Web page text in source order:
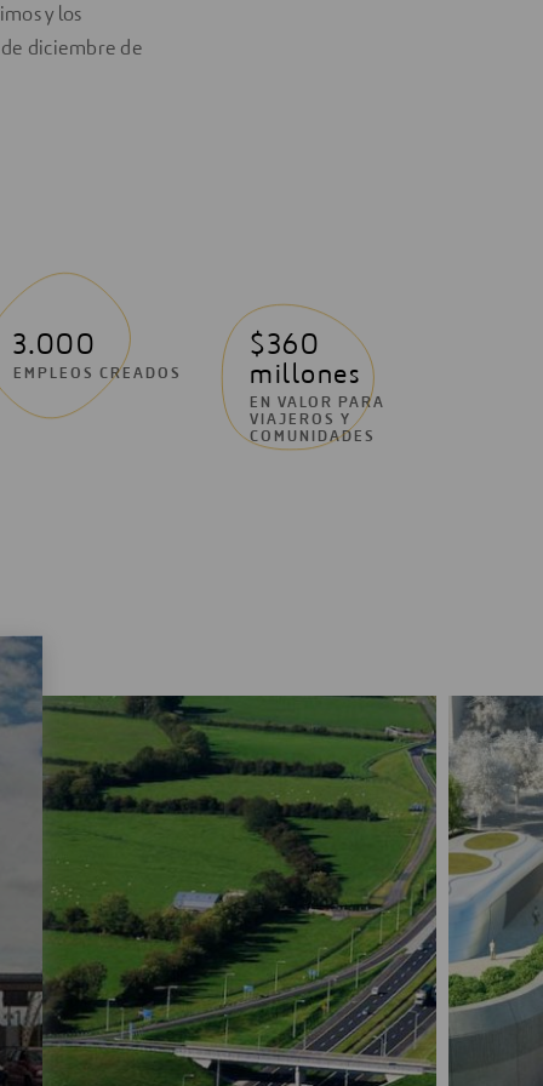
y los
diciembre de
3.000
EMPLEOS CREADOS
$360
millones
EN VALOR PARA
VIAJEROS Y
COMUNIDADES